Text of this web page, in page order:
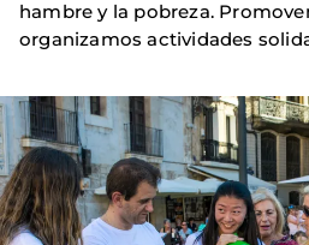
hambre y la pobreza.
organizamos actividades